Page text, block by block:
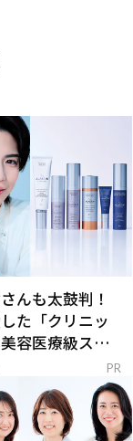
んも太鼓判！
た「クリニッ
容医療級スキ
PR